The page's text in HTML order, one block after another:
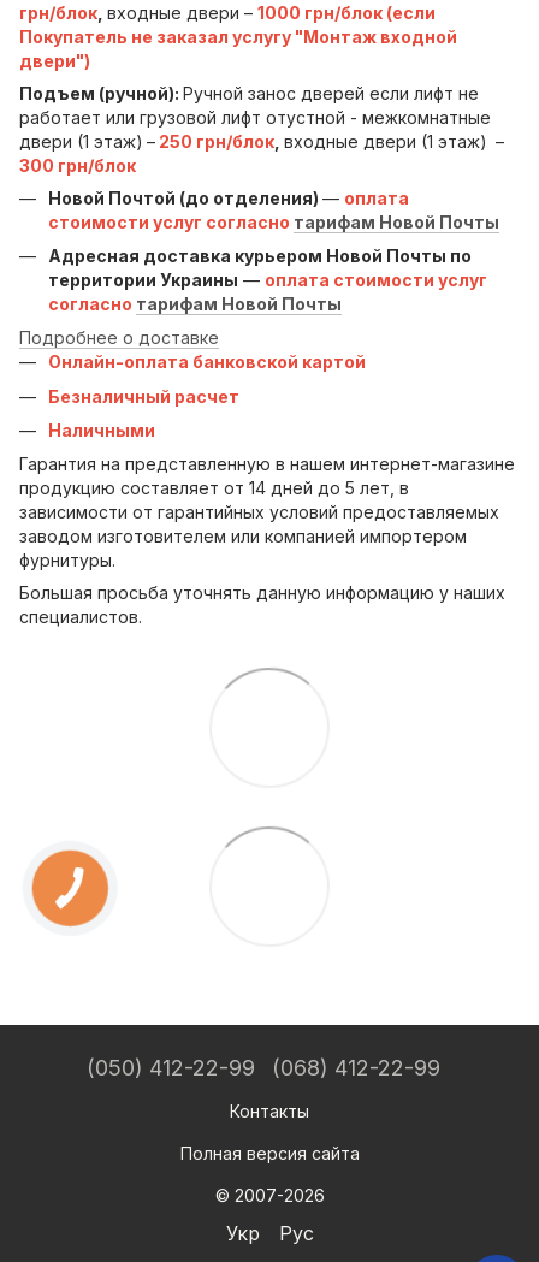
грн/блок входные двери – 1000 грн/блок (если
Покупатель не заказал услугу "Монтаж входной
двери")
Подъем (ручной): Ручной занос дверей если лифт не
работает или грузовой лифт отустной - межкомнатные
двери (1 этаж) – 250 грн/блок входные двери (1 этаж) –
300 грн/блок
Новой Почтой (до отделения) — оплата
стоимости услуг согласно тарифам Новой Почты
Адресная доставка курьером Новой Почты по
территории Украины — оплата стоимости услуг
согласно тарифам Новой Почты
Подробнее о доставке
Онлайн-оплата банковской картой
Безналичный расчет
Наличными
Гарантия на представленную в нашем интернет-магазине
продукцию составляет от 14 дней до 5 лет, в
зависимости от гарантийных условий предоставляемых
заводом изготовителем или компанией импортером
фурнитуры.
Большая просьба уточнять данную информацию у наших
специалистов.
(050) 412-22-99 (068) 412-22-99
Контакты
Полная версия сайта
© 2007-2026
Укр Рус